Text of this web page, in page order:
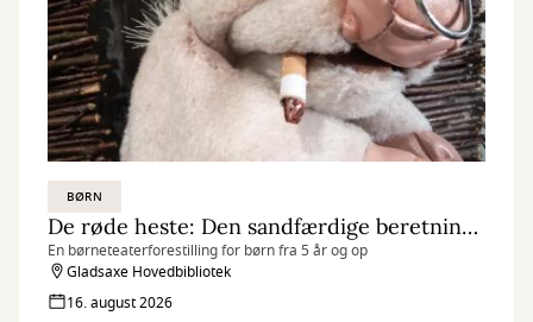
BØRN
De røde heste: Den sandfærdige beretning om de 3 små grise
En børneteaterforestilling for børn fra 5 år og op
Gladsaxe Hovedbibliotek
16. august 2026